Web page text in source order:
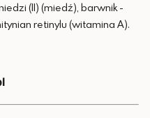
(II) (miedź), barwnik -
retinylu (witamina A).